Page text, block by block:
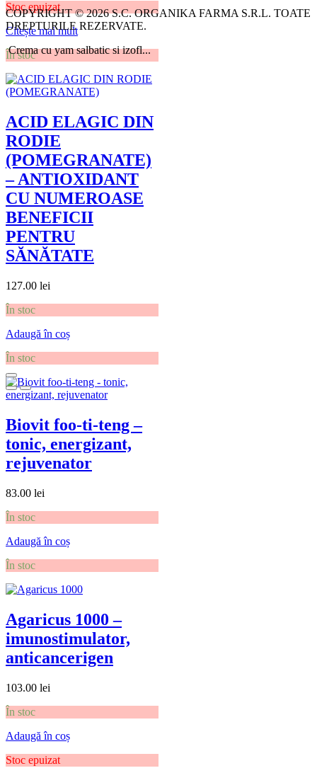
Stoc epuizat
Citește mai mult
În stoc
ACID ELAGIC DIN
RODIE
(POMEGRANATE)
– ANTIOXIDANT
CU NUMEROASE
BENEFICII
PENTRU
SĂNĂTATE
127.00 lei
În stoc
Adaugă în coș
În stoc
Biovit foo-ti-teng –
tonic, energizant,
rejuvenator
83.00 lei
În stoc
Adaugă în coș
În stoc
Agaricus 1000 –
imunostimulator,
anticancerigen
103.00 lei
În stoc
Adaugă în coș
Stoc epuizat
COPYRIGHT © 2026 S.C. ORGANIKA FARMA S.R.L. TOATE
DREPTURILE REZERVATE.
Crema cu yam salbatic si izofl...